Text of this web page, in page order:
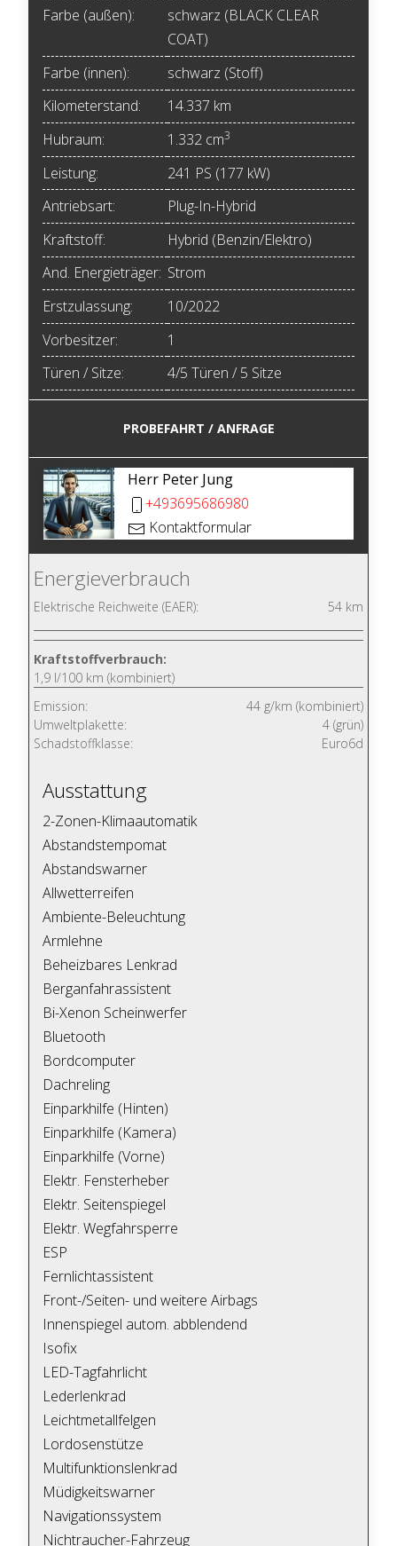
Farbe (außen):
schwarz (BLACK CLEAR
COAT)
Farbe (innen):
schwarz (Stoff)
Kilometerstand:
14.337 km
Hubraum:
1.332 cm3
Leistung:
241 PS (177 kW)
Antriebsart:
Plug-In-Hybrid
Kraftstoff:
Hybrid (Benzin/Elektro)
And. Energieträger: Strom
Erstzulassung:
10/2022
Vorbesitzer:
1
Türen / Sitze:
4/5 Türen / 5 Sitze
PROBEFAHRT / ANFRAGE
Herr Peter Jung
+493695686980
Kontaktformular
Energieverbrauch
Elektrische Reichweite (EAER): 54 km
Kraftstoffverbrauch:
1,9 l/100 km (kombiniert)
Emission:
44 g/km (kombiniert)
Umweltplakette:
4 (grün)
Schadstoffklasse:
Euro6d
Ausstattung
2-Zonen-Klimaautomatik
Abstandstempomat
Abstandswarner
Allwetterreifen
Ambiente-Beleuchtung
Armlehne
Beheizbares Lenkrad
Berganfahrassistent
Bi-Xenon Scheinwerfer
Bluetooth
Bordcomputer
Dachreling
Einparkhilfe (Hinten)
Einparkhilfe (Kamera)
Einparkhilfe (Vorne)
Elektr. Fensterheber
Elektr. Seitenspiegel
Elektr. Wegfahrsperre
ESP
Fernlichtassistent
Front-/Seiten- und weitere Airbags
Innenspiegel autom. abblendend
Isofix
LED-Tagfahrlicht
Lederlenkrad
Leichtmetallfelgen
Lordosenstütze
Multifunktionslenkrad
Müdigkeitswarner
Navigationssystem
Nichtraucher-Fahrzeug